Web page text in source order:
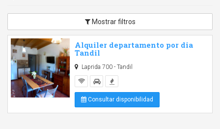
Mostrar filtros
Alquiler departamento por dia
Tandil
Laprida 700 - Tandil
Consultar disponibilidad